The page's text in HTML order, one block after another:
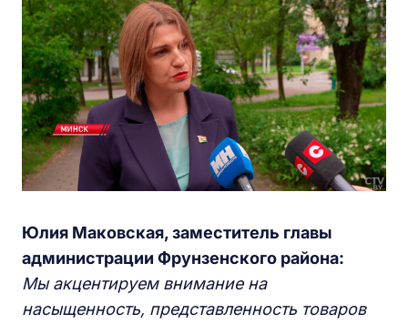
Юлия Маковская, заместитель главы
администрации Фрунзенского района:
Мы акцентируем внимание на
насыщенность, представленность товаров